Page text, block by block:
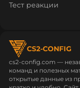
Тест реакции
CS2-CONFIG
cs2-config.com —
команд и полезных
открытые данные из